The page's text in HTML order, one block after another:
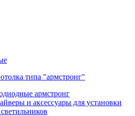
типа "армстронг"
армстронг
и аксессуары для установки